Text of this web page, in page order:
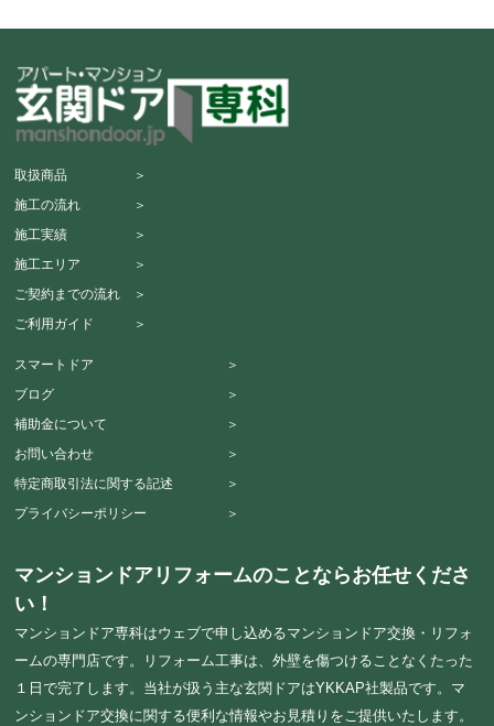
取扱商品 ＞
施工の流れ ＞
施工実績 ＞
施工エリア ＞
ご契約までの流れ ＞
ご利用ガイド ＞
スマートドア ＞
ブログ ＞
補助金について ＞
お問い合わせ ＞
特定商取引法に関する記述 ＞
プライバシーポリシー ＞
マンションドアリフォームのことならお任せくださ
い！
マンションドア専科はウェブで申し込めるマンションドア交換・リフォ
ームの専門店です。リフォーム工事は、外壁を傷つけることなくたった
１日で完了します。当社が扱う主な玄関ドアはYKKAP社製品です。マ
ンションドア交換に関する便利な情報やお見積りをご提供いたします。